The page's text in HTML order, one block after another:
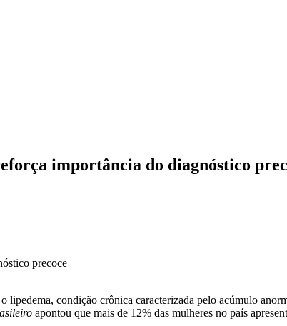
importância do diagnóstico
lipedema, condição crônica caracterizada pelo acúmulo
apontou que mais de 12% das mulheres no país